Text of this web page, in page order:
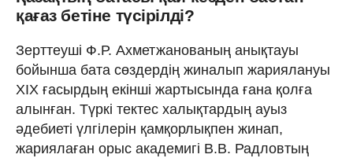
қағаз бетіне түсірілді?
Зерттеуші Ф.Р. Ахметжанованың анықтауы
бойынша бата сөздердің жиналып жариялануы
ХІХ ғасырдың екінші жартысында ғана қолға
алынған. Түркі тектес халықтардың ауыз
əдебиеті үлгілерін қамқорлықпен жинап,
жариялаған орыс академигі В.В. Радловтың